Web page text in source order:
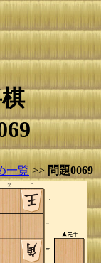
一覧 >> 問題0069